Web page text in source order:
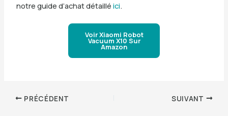
notre guide d’achat détaillé ici.
Voir Xiaomi Robot
Vacuum X10 Sur
Amazon
PRÉCÉDENT SUIVANT